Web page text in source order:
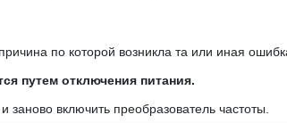
по которой возникла та или иная
путем отключения питания.
включить преобразователь частоты.